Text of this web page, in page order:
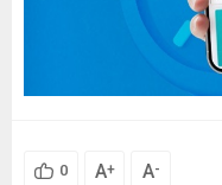
0 A+ A-